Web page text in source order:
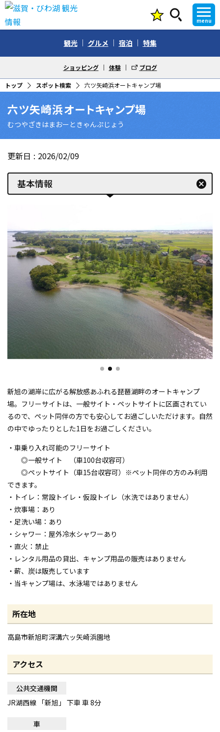
menu
観光 グルメ 宿泊 特集
ショッピング 体験 ブログ
トップ スポット検索 六ツ矢崎浜オートキャンプ場
六ツ矢崎浜オートキャンプ場
むつやざきはまおーときゃんぷじょう
更新日 2026/02/09
基本情報 cancel
新旭の湖岸に広がる解放感あふれる琵琶湖畔のオートキャンプ
場。フリーサイトは、一般サイト・ペットサイトに区画されてい
るので、ペット同伴の方でも安心してお過ごしいただけます。自然
の中でゆったりとした1日をお過ごしください。
・車乗り入れ可能のフリーサイト
◎一般サイト （車100台収容可）
◎ペットサイト（車15台収容可）※ペット同伴の方のみ利用
できます。
・トイレ：常設トイレ・仮設トイレ（水洗ではありません）
・炊事場：あり
・足洗い場：あり
・シャワー：屋外冷水シャワーあり
・直火：禁止
・レンタル用品の貸出、キャンプ用品の販売はありません
・薪、炭は販売しています
・当キャンプ場は、水泳場ではありません
所在地
高島市新旭町深溝六ッ矢崎浜園地
アクセス
公共交通機関
JR湖西線 「新旭」 下車 車 8分
車